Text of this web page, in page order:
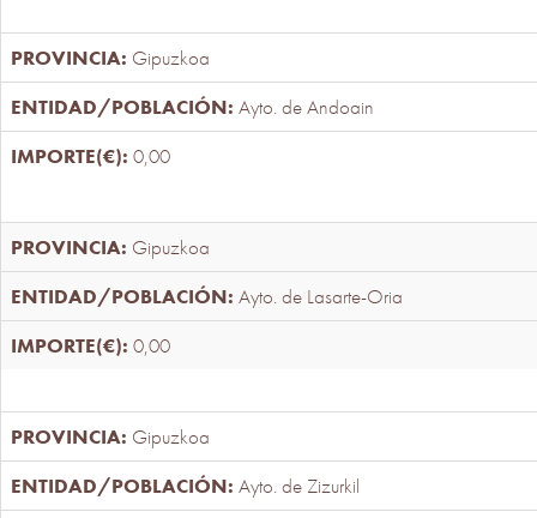
Gipuzkoa
Ayto. de Andoain
0,00
Gipuzkoa
Ayto. de Lasarte-Oria
0,00
Gipuzkoa
Ayto. de Zizurkil